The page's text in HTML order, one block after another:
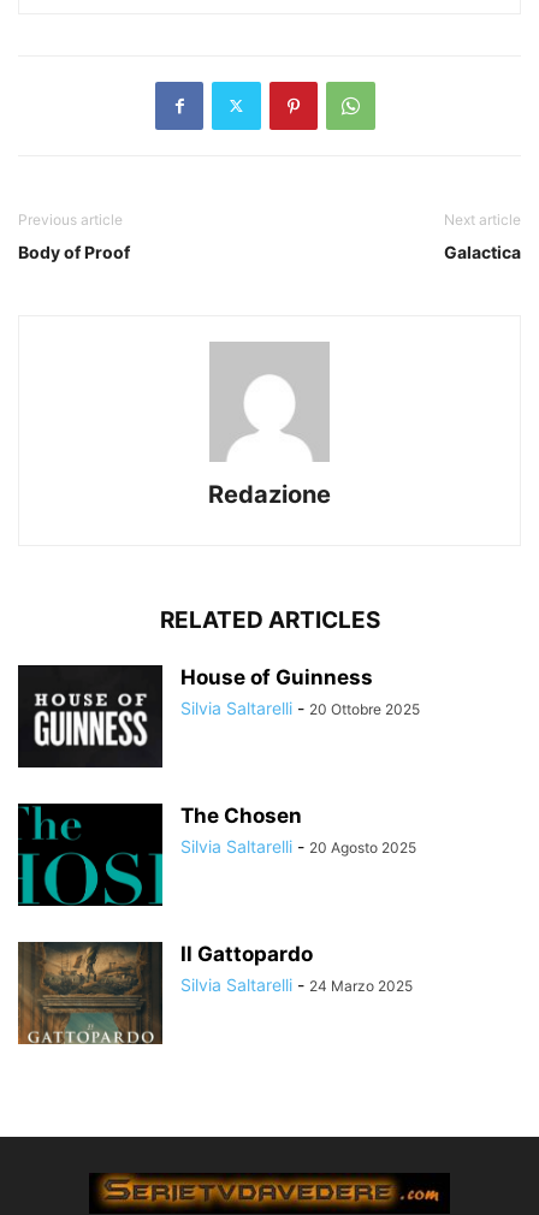
Previous article
Body of Proof
Next article
Galactica
Redazione
RELATED ARTICLES
House of Guinness
Silvia Saltarelli - 20 Ottobre 2025
The Chosen
Silvia Saltarelli - 20 Agosto 2025
Il Gattopardo
Silvia Saltarelli - 24 Marzo 2025